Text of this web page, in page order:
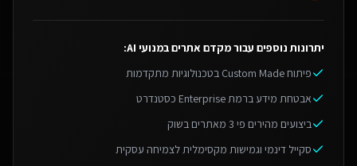
יתרונות נוספים עבורמקדם אתרים במנועי AI
:
פיתוח Custom Made בטכנולוגיות מתקדמות
אבטחת מידע ברמת Enterprise כסטנדרט
ביצועים מהירים פי 3 מאתרים בשוק
סקייל דינמי וגמישות מקסימלית לצמיחה עסקית